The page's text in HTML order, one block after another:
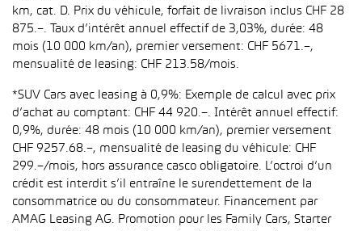
km, cat. D. Prix du véhicule, forfait de livraison inclus CHF 28
875.–. Taux d’intérêt annuel effectif de 3,03%, durée: 48
mois (10 000 km/an), premier versement: CHF 5671.–,
mensualité de leasing: CHF 213.58/mois.
*SUV Cars avec leasing à 0,9%: Exemple de calcul avec prix
d’achat au comptant: CHF 44 920.–. Intérêt annuel effectif:
0,9%, durée: 48 mois (10 000 km/an), premier versement
CHF 9257.68.–, mensualité de leasing du véhicule: CHF
299.–/mois, hors assurance casco obligatoire. L’octroi d’un
crédit est interdit s’il entraîne le surendettement de la
consommatrice ou du consommateur. Financement par
AMAG Leasing AG. Promotion pour les Family Cars, Starter